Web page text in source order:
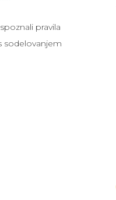
pravila
sodelovanjem